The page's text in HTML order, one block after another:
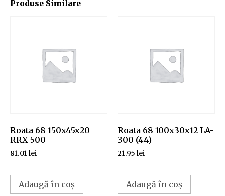
Produse Similare
Roata 68 150x45x20
RRX-500
81.01lei
Adaugă în coș
Roata 68 100x30x12 LA-
300 (44)
21.95 lei
Adaugă în coș